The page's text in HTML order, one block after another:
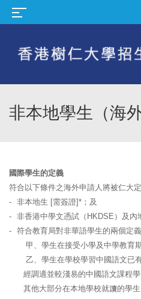
非本地學生（海
國際學生的定義
符合以下條件之海外申請人將被仁大
- 非本地生 [需簽證]* ；及
- 非香港中學文憑試（ HKDSE） 及內
- 符合教育局對非華語學生的兩個定義
甲、 學生在接受小學及中學教育
乙、 學生在學校學習中國語文已
經調適並較淺易的中國語文課程
其他大部分在本地學校就讀的學生